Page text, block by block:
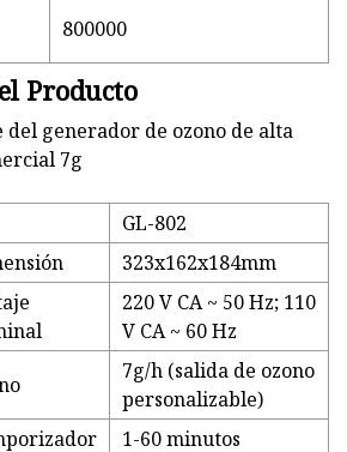
800000
Producto
generador de ozono de alta
7g
GL-802
323x162x184mm
220 V CA ~ 50 Hz; 110
V CA ~ 60 Hz
7g/h (salida de ozono
personalizable)
1-60 minutos